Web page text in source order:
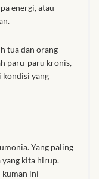
for Boys
Trousers &
Boys
energi, atau
tua dan orang-
paru-paru kronis,
kondisi yang
Yang paling
kita hirup.
kuman ini